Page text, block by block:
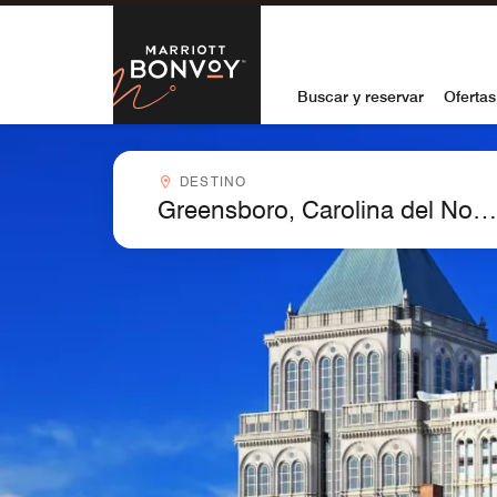
Skip to Content
MarriottBuscar y reservar
Destinocombobox
DESTINO